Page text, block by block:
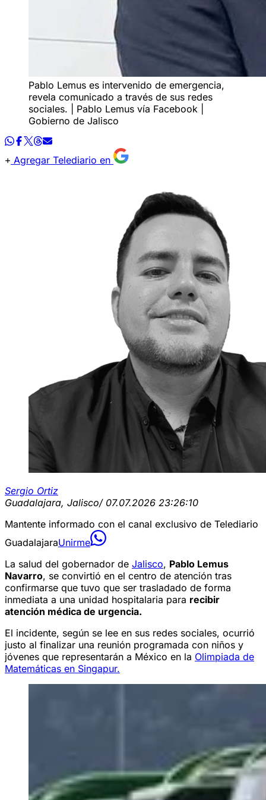
Pablo Lemus es intervenido de emergencia,
revela comunicado a través de sus redes
sociales. | Pablo Lemus vía Facebook |
Gobierno de Jalisco
Agregar Telediario en
Sergio Ortiz
Guadalajara, Jalisco/ 07.07.2026 23:26:10
Mantente informado con el canal exclusivo de Telediario
GuadalajaraUnirme
La salud del gobernador de Jalisco, Pablo Lemus
Navarro, se convirtió en el centro de atención tras
confirmarse que tuvo que ser trasladado de forma
inmediata a una unidad hospitalaria para recibir
atención médica de urgencia.
El incidente, según se lee en sus redes sociales, ocurrió
justo al finalizar una reunión programada con niños y
jóvenes que representarán a México en la Olimpiada de
Matemáticas en Singapur.